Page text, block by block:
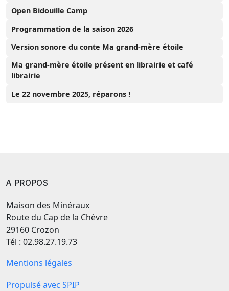
Open Bidouille Camp
Programmation de la saison 2026
Version sonore du conte Ma grand-mère étoile
Ma grand-mère étoile présent en librairie et café
librairie
Le 22 novembre 2025, réparons !
A PROPOS
Maison des Minéraux
Route du Cap de la Chèvre
29160 Crozon
Tél : 02.98.27.19.73
Mentions légales
Propulsé avec SPIP